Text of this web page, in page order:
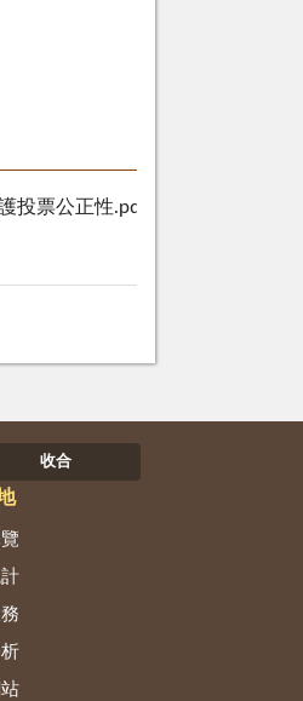
投票公正性.pdf
收合